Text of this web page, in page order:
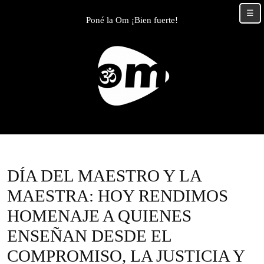
Poné la Om ¡Bien fuerte!
DÍA DEL MAESTRO Y LA
MAESTRA: HOY RENDIMOS
HOMENAJE A QUIENES
ENSEÑAN DESDE EL
COMPROMISO, LA JUSTICIA Y
☰